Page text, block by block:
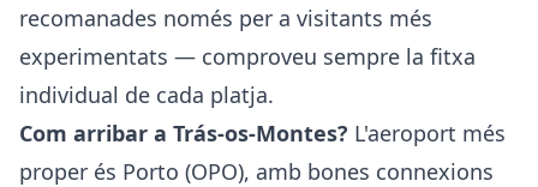
recomanades només per a visitants més
experimentats — comproveu sempre la fitxa
individual de cada platja.
Com arribar a Trás-os-Montes? L'aeroport més
proper és Porto (OPO), amb bones connexions